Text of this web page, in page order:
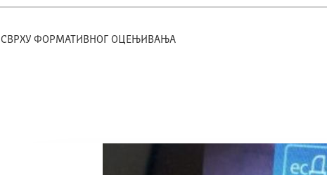
ФОРМАТИВНОГ ОЦЕЊИВАЊА